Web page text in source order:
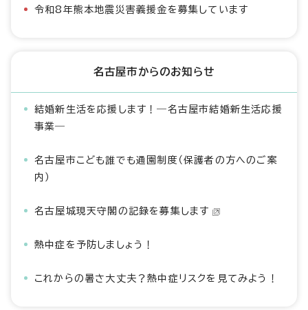
令和8年熊本地震災害義援金を募集しています
名古屋市からのお知らせ
結婚新生活を応援します！―名古屋市結婚新生活応援
事業―
名古屋市こども誰でも通園制度（保護者の方へのご案
内）
名古屋城現天守閣の記録を募集します
熱中症を予防しましょう！
これからの暑さ大丈夫？熱中症リスクを見てみよう！